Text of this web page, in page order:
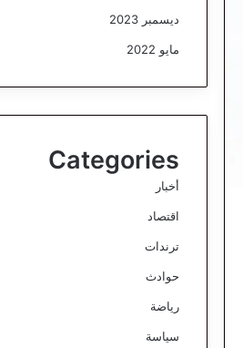
ديسمبر 2023
مايو 2022
Categories
أخبار
اقتصاد
ترندات
حوادث
رياضة
سياسة